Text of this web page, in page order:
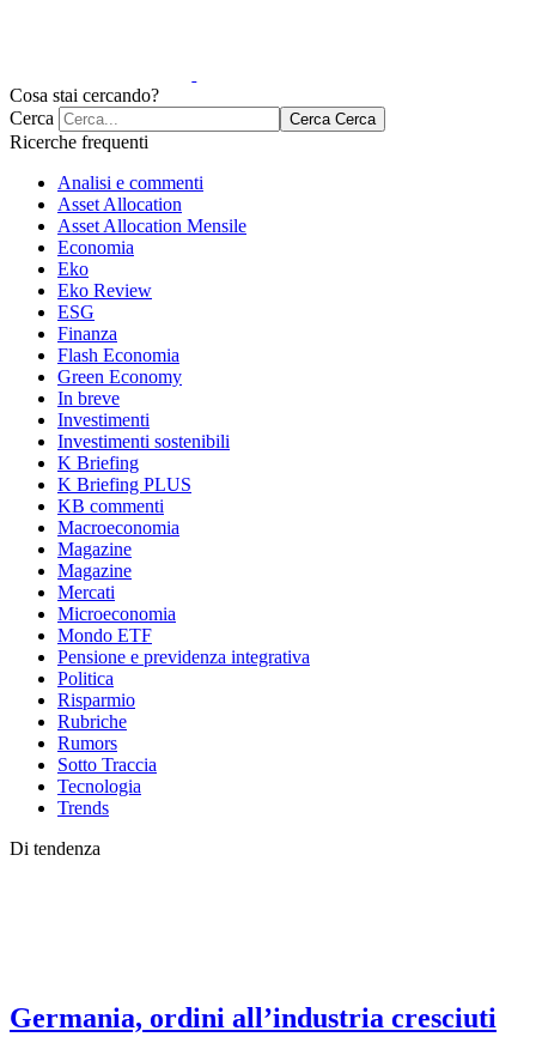
Cosa stai cercando?
Cerca
Cerca Cerca
Ricerche frequenti
Analisi e commenti
Asset Allocation
Asset Allocation Mensile
Economia
Eko
Eko Review
ESG
Finanza
Flash Economia
Green Economy
In breve
Investimenti
Investimenti sostenibili
K Briefing
K Briefing PLUS
KB commenti
Macroeconomia
Magazine
Magazine
Mercati
Microeconomia
Mondo ETF
Pensione e previdenza integrativa
Politica
Risparmio
Rubriche
Rumors
Sotto Traccia
Tecnologia
Trends
Di tendenza
Germania, ordini all’industria cresciuti